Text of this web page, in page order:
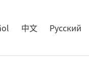
中文 Русский